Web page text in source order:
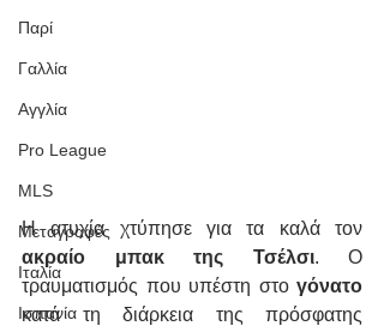
Παρί
Γαλλία
Αγγλία
Pro League
MLS
Μεταγραφές
Ιταλία
Ισπανία
ακραίο μπακ της Τσέλσι. Ο
τραυματισμός που υπέστη στο
κατά τη διάρκεια της πρόσφατης